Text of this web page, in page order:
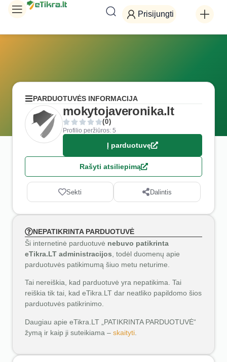
Prisijungti
PARDUOTUVĖS INFORMACIJA
mokytojaveronika.lt
(0)
Profilio peržiūros: 5
Į parduotuvę
Rašyti atsiliepimą
Sekti Dalintis
NEPATIKRINTA PARDUOTUVĖ
Ši internetinė parduotuvė nebuvo patikrinta
eTikra.LT administracijos , todėl duomenų apie
parduotuvės patikimumą šiuo metu neturime.
Tai nereiškia, kad parduotuvė yra nepatikima. Tai
reiškia tik tai, kad eTikra.LT dar neatliko papildomo šios
parduotuvės patikrinimo.
Daugiau apie eTikra.LT „PATIKRINTA PARDUOTUVĖ“
žymą ir kaip ji suteikiama – skaityti